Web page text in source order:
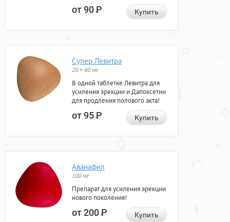
от 90Р Купить
Супер Левитра
20 + 60 мг
В одной таблетке Левитра для
усиления эрекции и Дапоксетин
для продления полового акта!
от 95Р Купить
Аванафил
100 мг
Препарат для усиления эрекции
нового поколения!
от 200Р Купить